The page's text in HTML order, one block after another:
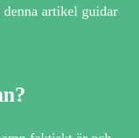
artikel guidar